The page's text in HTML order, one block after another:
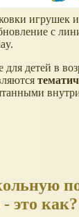
игрушек
с
детей в
это как?